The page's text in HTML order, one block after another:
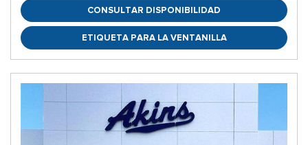
CONSULTAR DISPONIBILIDAD
ETIQUETA PARA LA VENTANILLA